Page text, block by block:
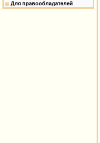
Для правообладателей